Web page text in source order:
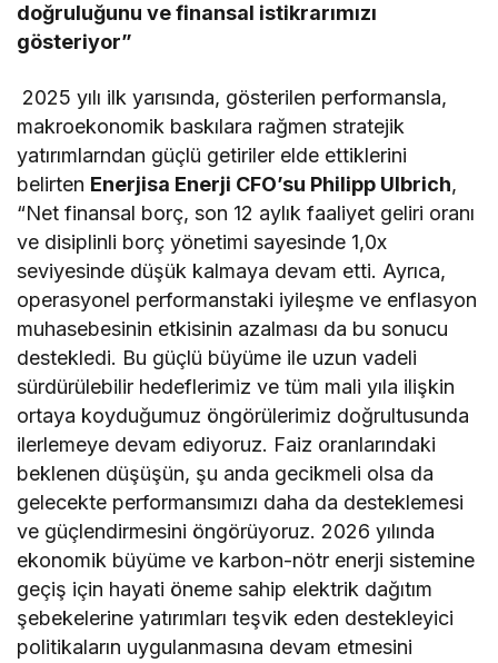
doğruluğunu ve finansal istikrarımızı
gösteriyor”
2025 yılı ilk yarısında, gösterilen performansla,
makroekonomik baskılara rağmen stratejik
yatırımlarndan güçlü getiriler elde ettiklerini
belirten Enerjisa Enerji CFO’su Philipp Ulbrich,
“Net finansal borç, son 12 aylık faaliyet geliri oranı
ve disiplinli borç yönetimi sayesinde 1,0x
seviyesinde düşük kalmaya devam etti. Ayrıca,
operasyonel performanstaki iyileşme ve enflasyon
muhasebesinin etkisinin azalması da bu sonucu
destekledi. Bu güçlü büyüme ile uzun vadeli
sürdürülebilir hedeflerimiz ve tüm mali yıla ilişkin
ortaya koyduğumuz öngörülerimiz doğrultusunda
ilerlemeye devam ediyoruz. Faiz oranlarındaki
beklenen düşüşün, şu anda gecikmeli olsa da
gelecekte performansımızı daha da desteklemesi
ve güçlendirmesini öngörüyoruz. 2026 yılında
ekonomik büyüme ve karbon-nötr enerji sistemine
geçiş için hayati öneme sahip elektrik dağıtım
şebekelerine yatırımları teşvik eden destekleyici
politikaların uygulanmasına devam etmesini